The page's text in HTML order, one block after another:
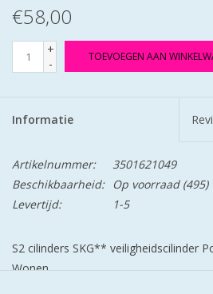
€58,00
+
-
TOEVOEGEN AAN
Informatie
Artikelnummer:
3501621049
Beschikbaarheid:
Op voorraad(495)
Levertijd:
1-5
S2 cilinders SKG** veiligheidscilinder
Wonen.